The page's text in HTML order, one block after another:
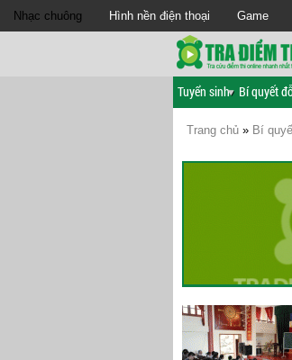
Nhạc chuông Hình nền điện thoại Game
Tuyển sinh Bí quyết
Trang chủ » Bí